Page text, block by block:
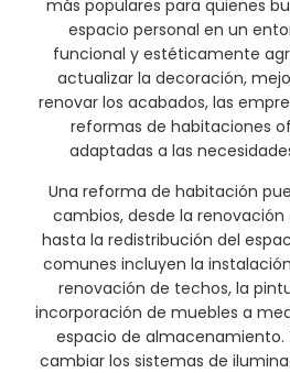
más populares para quienes
espacio personal en un
funcional y estéticamente
actualizar la decoración,
renovar los acabados, las
reformas de habitaciones
adaptadas a las
Una reforma de habitación
cambios, desde la renovación
hasta la redistribución del
comunes incluyen la
renovación de techos, la
incorporación de muebles a
espacio de almacenamiento.
cambiar los sistemas de